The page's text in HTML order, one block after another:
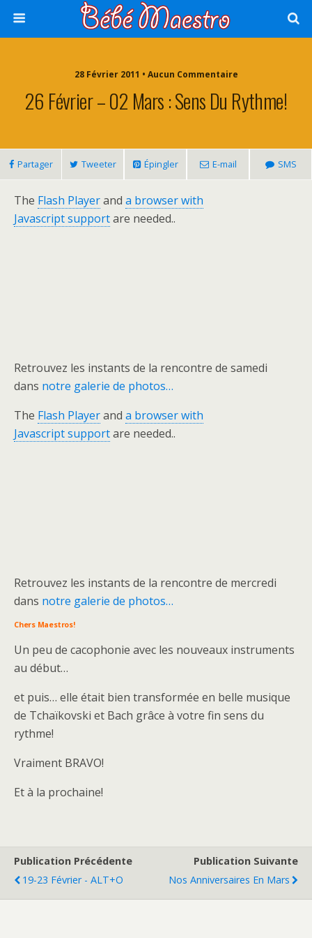
28 Février 2011 • Aucun Commentaire
26 Février – 02 Mars : Sens Du Rythme!
Partager Tweeter Épingler E-mail SMS
The Flash Playerand a browser with
Javascript supportare needed..
Retrouvez les instants de la rencontre de samedi
dans notre galerie de photos…
The Flash Playerand a browser with
Javascript supportare needed..
Retrouvez les instants de la rencontre de mercredi
dans notre galerie de photos…
Chers Maestros!
Un peu de cacophonie avec les nouveaux instruments
au début…
et puis… elle était bien transformée en belle musique
de Tchaïkovski et Bach grâce à votre fin sens du
rythme!
Vraiment BRAVO!
Et à la prochaine!
Publication Précédente
19-23 Février - ALT+O
Publication Suivante
Nos Anniversaires En Mars